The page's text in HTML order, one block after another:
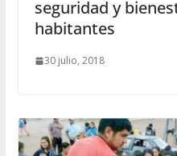
seguridad y
habitantes
30 julio, 2018